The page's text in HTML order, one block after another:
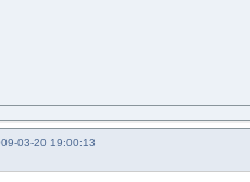
03-20 19:00:13